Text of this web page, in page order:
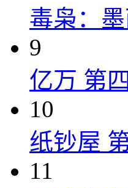
毒枭：
9
亿万 第
10
纸钞屋
11